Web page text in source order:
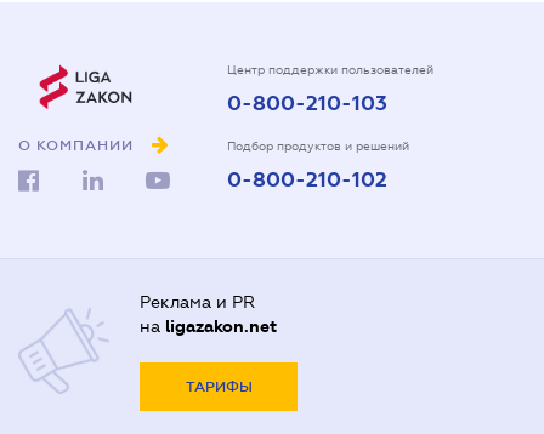
О КОМПАНИИ
Центр поддержки пользователей
0-800-210-103
Подбор продуктов и решений
0-800-210-102
Реклама и PR
на ligazakon.net
ТАРИФЫ